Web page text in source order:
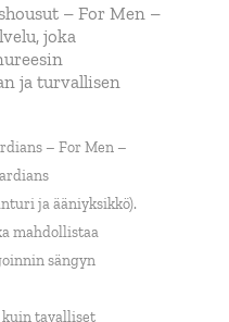
– For Men –
joka
ja turvallisen
– For Men –
ja ääniyksikkö).
mahdollistaa
sängyn
tavalliset